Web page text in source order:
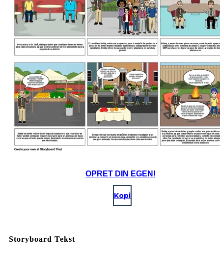
OPRET DIN EGEN!
Kopi
Storyboard Tekst